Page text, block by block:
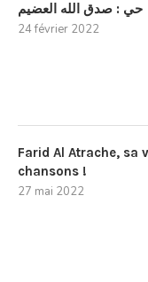
حي : صدق الله العضيم
24 février 2022
Farid Al Atrache, sa
chansons !
27 mai 2022